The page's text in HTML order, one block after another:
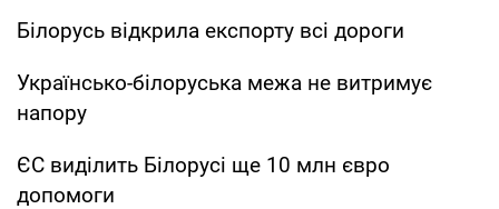
Білорусь відкрила експорту всі дороги
Українсько-білоруська межа не витримує
напору
ЄС виділить Білорусі ще 10 млн євро
допомоги